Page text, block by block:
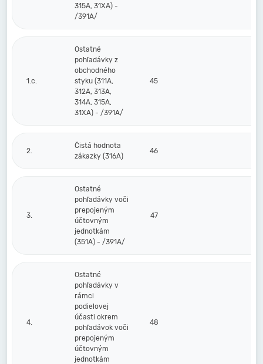
315A, 31XA) -
/391A/
1.c.
Ostatné
pohľadávky z
obchodného
styku (311A,
312A, 313A,
314A, 315A,
31XA) - /391A/
45
2.
Čistá hodnota
zákazky (316A)
46
3.
Ostatné
pohľadávky voči
prepojeným
účtovným
jednotkám
(351A) - /391A/
47
4.
Ostatné
pohľadávky v
rámci
podielovej
účasti okrem
pohľadávok voči
prepojeným
účtovným
jednotkám
48